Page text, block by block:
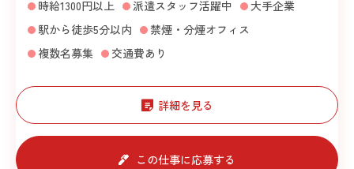
時給1300円以上 派遣スタッフ活躍中
大手企業
駅から徒歩5分以内
禁煙・分煙オフィス
複数名募集
交通費あり
詳細を見る
この仕事に応募する